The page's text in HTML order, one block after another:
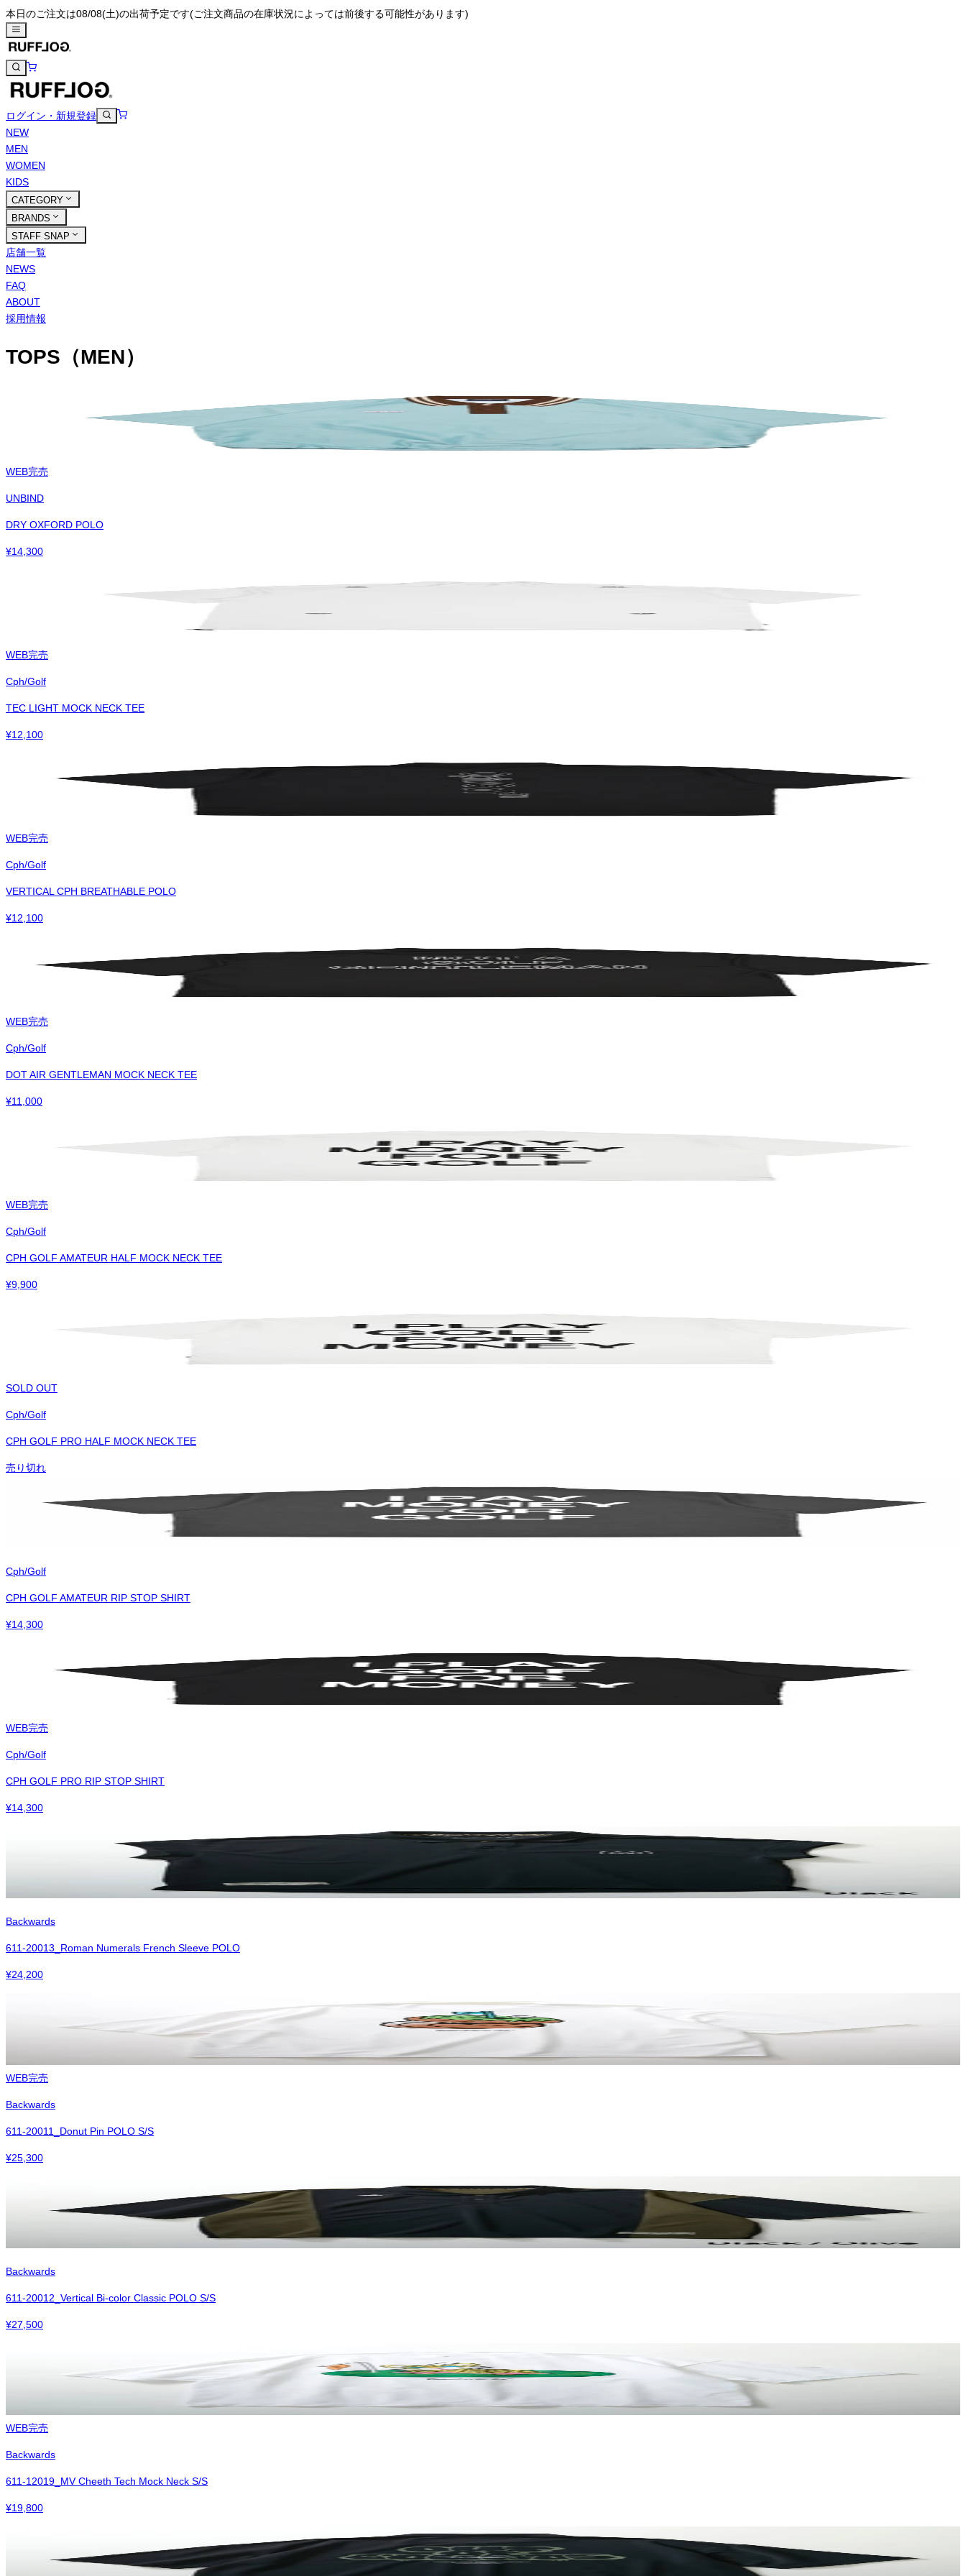
本日のご注文は08/08(土)の出荷予定です(ご注文商品の在庫状況によっては前後する可能性があります)
ログイン・新規登録
NEW
MEN
WOMEN
KIDS
CATEGORY
BRANDS
STAFF SNAP
店舗一覧
NEWS
FAQ
ABOUT
採用情報
TOPS（MEN）
WEB完売
UNBIND
DRY OXFORD POLO
¥14,300
WEB完売
Cph/Golf
TEC LIGHT MOCK NECK TEE
¥12,100
WEB完売
Cph/Golf
VERTICAL CPH BREATHABLE POLO
¥12,100
WEB完売
Cph/Golf
DOT AIR GENTLEMAN MOCK NECK TEE
¥11,000
WEB完売
Cph/Golf
CPH GOLF AMATEUR HALF MOCK NECK TEE
¥9,900
SOLD OUT
Cph/Golf
CPH GOLF PRO HALF MOCK NECK TEE
売り切れ
Cph/Golf
CPH GOLF AMATEUR RIP STOP SHIRT
¥14,300
WEB完売
Cph/Golf
CPH GOLF PRO RIP STOP SHIRT
¥14,300
Backwards
611-20013_Roman Numerals French Sleeve POLO
¥24,200
WEB完売
Backwards
611-20011_Donut Pin POLO S/S
¥25,300
Backwards
611-20012_Vertical Bi-color Classic POLO S/S
¥27,500
WEB完売
Backwards
611-12019_MV Cheeth Tech Mock Neck S/S
¥19,800